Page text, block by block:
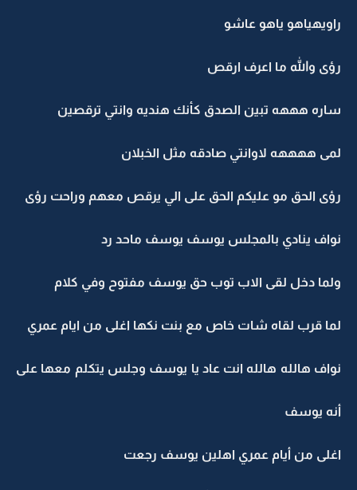
راويهياهو ياهو عاشو
رؤى والله ما اعرف ارقص
ساره هههه تبين الصدق كأنك هنديه وانتي ترقصين
لمى ههههه لاوانتي صادقه مثل الخبلان
رؤى الحق مو عليكم الحق على الي يرقص معهم وراحت رؤى
نواف ينادي بالمجلس يوسف يوسف ماحد رد
ولما دخل لقى الاب توب حق يوسف مفتوح وفي كلام
لما قرب لقاه شات خاص مع بنت نكها اغلى من ايام عمري
نواف هالله هالله انت عاد يا يوسف وجلس يتكلم معها على
أنه يوسف
اغلى من أيام عمري اهلين يوسف رجعت